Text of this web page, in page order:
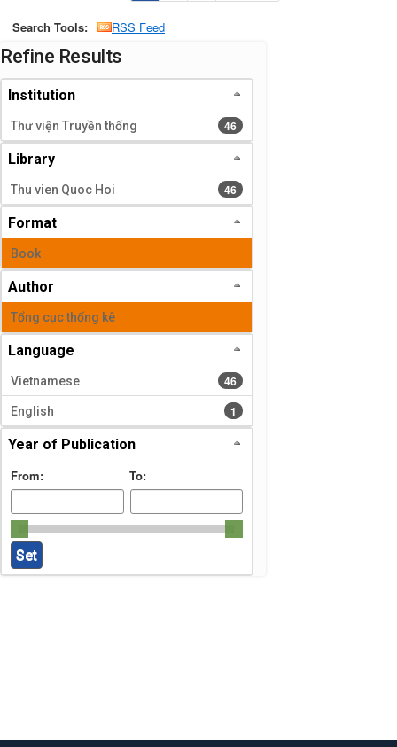
Search Tools: RSS Feed
Refine Results
Page will reload when a filter is selected or excluded.
Institution
Thư viện Truyền thống 46 results
46
Library
Thu vien Quoc Hoi 46 results
46
Format
Book
Author
Tổng cục thống kê
Language
Vietnamese 46 results
46
English 1 results
1
Year of Publication
From:
To: